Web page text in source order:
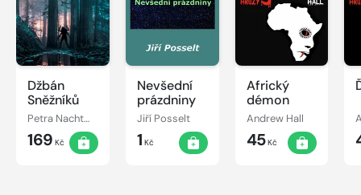
Džbán
Sněžníků
Petra Nachtmanová
169 Kč
Nevšední
prázdniny
Jiří Posselt
1 Kč
Africký
démon
Andrew Hall
45Kč